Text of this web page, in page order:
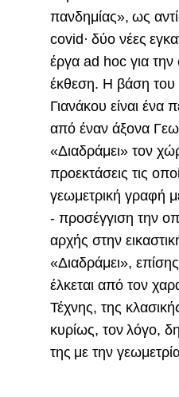
πανδημίας», ως
covid· δύο νέες
έργα ad hoc για την
έκθεση. Η βάση του
Γιανάκου είναι ένα
από έναν άξονα
«Διαδράμει» τον
προεκτάσεις τις
γεωμετρική γραφή
- προσέγγιση την
αρχής στην
«Διαδράμει»,
έλκεται από τον
Τέχνης, της
κυρίως, τον λόγο,
της με την